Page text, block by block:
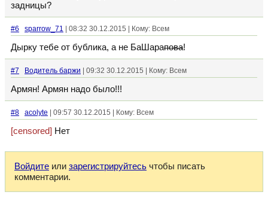
задницы?
#6 sparrow_71 | 08:32 30.12.2015 | Кому: Всем
Дырку тебе от бублика, а не БаШарапова!
#7 Водитель баржи | 09:32 30.12.2015 | Кому: Всем
Армян! Армян надо было!!!
#8 acolyte | 09:57 30.12.2015 | Кому: Всем
[censored] Нет
Войдите или зарегистрируйтесь чтобы писать
комментарии.